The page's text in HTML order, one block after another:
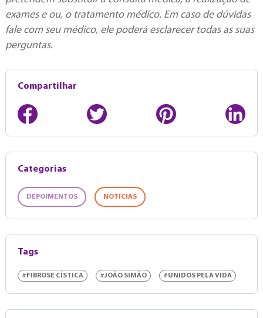
exames e ou, o tratamento médico. Em caso de dúvidas
fale com seu médico, ele poderá esclarecer todas as suas
perguntas.
Compartilhar
Categorias
DEPOIMENTOS NOTÍCIAS
Tags
#FIBROSE CÍSTICA #JOÃO SIMÃO #UNIDOS PELA VIDA